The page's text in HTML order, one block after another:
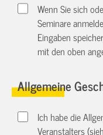
Wenn Sie sich
Seminare
Eingaben
mit den oben
Allgemeine
Ich habe die
Veranstalters